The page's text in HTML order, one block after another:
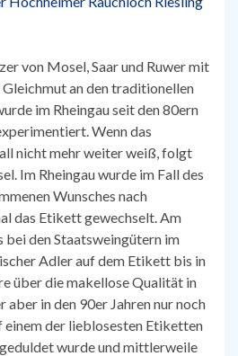
von Mosel, Saar und Ruwer mit
an den traditionellen
im Rheingau seit den 80ern
Wenn das
nicht mehr weiter weiß, folgt
Im Rheingau wurde im Fall des
Wunsches nach
das Etikett gewechselt. Am
bei den Staatsweingütern im
Adler auf dem Etikett bis in
über die makellose Qualität in
aber in den 90er Jahren nur noch
der lieblosesten Etiketten
wurde und mittlerweile